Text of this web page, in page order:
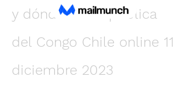
y dónde ver República
del Congo Chile online 11
diciembre 2023